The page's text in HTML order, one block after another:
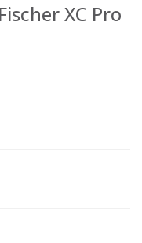
XC Pro